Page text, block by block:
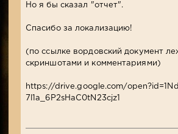
Но я бы сказал "отчет".
Спасибо за локализацию!
(по ссылке вордовский документ
скриншотами и комментариями)
https://drive.google.com/
7l1a_6P2sHaC0tN23cjz1